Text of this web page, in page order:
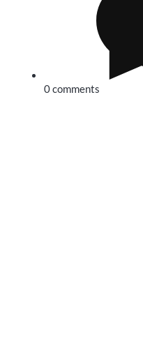
0 comments